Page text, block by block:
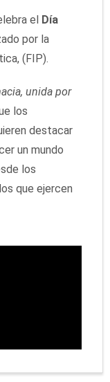
el Día
por la
(FIP).
unida por
los
destacar
un mundo
los
que ejercen